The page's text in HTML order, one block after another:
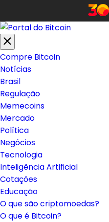
Compre Bitcoin
Notícias
Brasil
Regulação
Memecoins
Mercado
Política
Negócios
Tecnologia
Inteligência Artificial
Cotações
Educação
O que são criptomoedas?
O que é Bitcoin?